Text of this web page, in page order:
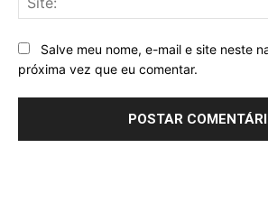
Salve meu nome, e-mail e site neste
próxima vez que eu comentar.